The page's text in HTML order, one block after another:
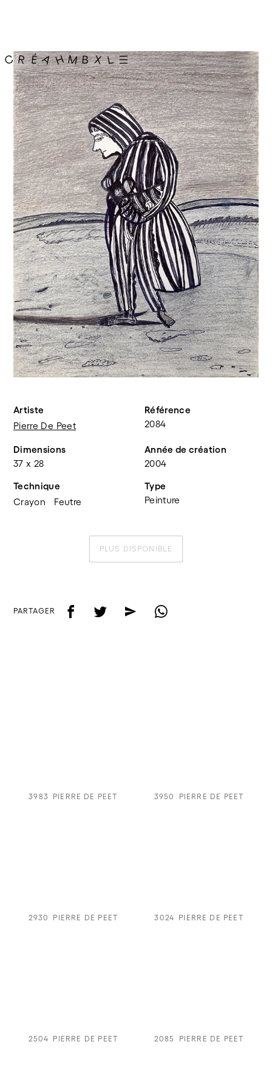
Artiste
Pierre De Peet
Référence
2084
Dimensions
37 x 28
Année de création
2004
Technique
Crayon
Feutre
Type
Peinture
PLUS DISPONIBLE
PARTAGER f t e w
3983 PIERRE DE PEET 3950 PIERRE DE PEET
2930 PIERRE DE PEET 3024 PIERRE DE PEET
2504 PIERRE DE PEET 2085 PIERRE DE PEET